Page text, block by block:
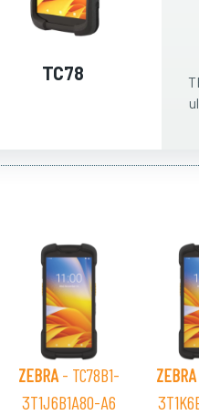
TC78
ZEBRA - TC78B1-
3T1J6B1A80-A6
ZEBRA